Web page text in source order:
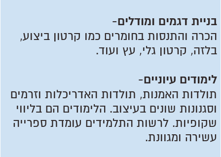
בניית דגמים ומודלים-
הכרה והתנסות בחומרים כמו קרטון ביצוע,
בלזה, קרטון גלי, עץ ועוד.
לימודים עיוניים-
תולדות האמנות, תולדות האדריכלות וזרמים
וסגנונות שונים בעיצוב. הלימודים הם בליווי
שקופיות. לרשות התלמידים עומדת ספרייה
עשירה ומגוונת.